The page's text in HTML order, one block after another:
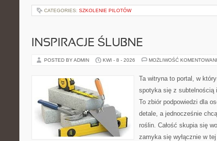
CATEGORIES: SZKOLENIE PILOTÓW
INSPIRACJE ŚLUBNE
POSTED BY ADMIN KWI - 8 - 2026 MOŻLIWOŚĆ
Ta witryna to portal, w
spotyka się z subtelnością
To zbiór podpowiedzi dla
detale, a jednocześnie
roślin. Całość skupia się
zamyka się wyłącznie w